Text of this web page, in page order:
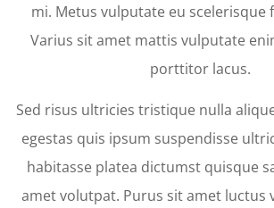
mi. Metus vulputate eu scelerisque
Varius sit amet mattis vulputate
porttitor lacus.
Sed risus ultricies tristique nulla
egestas quis ipsum suspendisse
habitasse platea dictumst quisque
amet volutpat. Purus sit amet luctus